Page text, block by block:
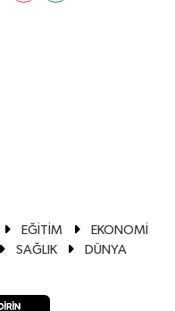
EĞİTİM
EKONOMİ
SAĞLIK
DÜNYA